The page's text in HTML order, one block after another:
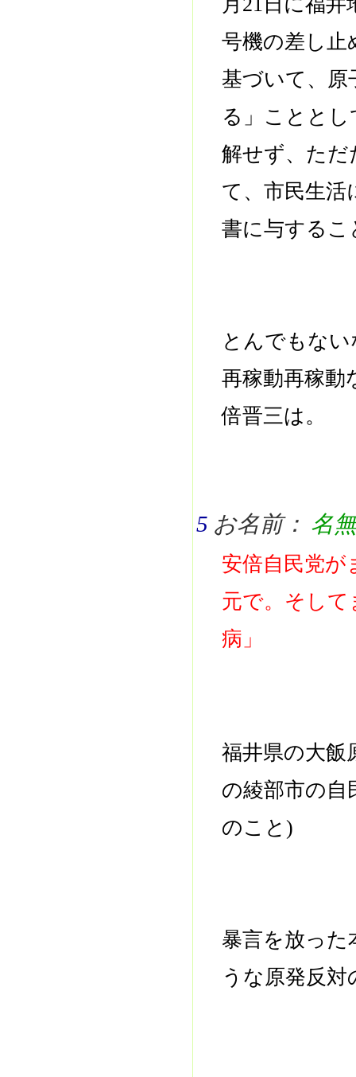
号機の差し止
基づいて、原
る」ことと
解せず、ただ
て、市民生活
書に与する
とんでもな
再稼動再稼動
倍晋三は。
5 お名前： 名
安倍自民党が
元で。そして
病」
福井県の大飯
の綾部市の自
のこと)
暴言を放った
うな原発反